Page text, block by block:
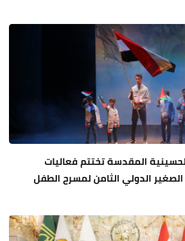
المقدسة تختتم فعاليات
الدولي الثامن لمسرح الطفل